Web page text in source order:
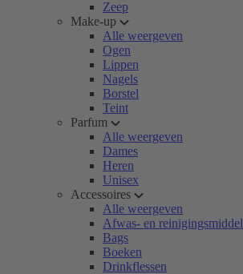
Zeep
Make-up
Alle weergeven
Ogen
Lippen
Nagels
Borstel
Teint
Parfum
Alle weergeven
Dames
Heren
Unisex
Accessoires
Alle weergeven
Afwas- en
Bags
Boeken
Drinkflessen